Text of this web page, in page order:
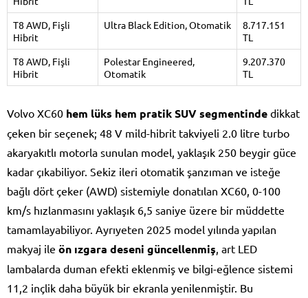
T8 AWD, Fişli
Hibrit
Ultra Black Edition, Otomatik
8.717.151
TL
T8 AWD, Fişli
Hibrit
Polestar Engineered,
Otomatik
9.207.370
TL
Volvo XC60 hem lüks hem pratik SUV segmentinde dikkat
çeken bir seçenek; 48 V mild-hibrit takviyeli 2.0 litre turbo
akaryakıtlı motorla sunulan model, yaklaşık 250 beygir güce
kadar çıkabiliyor. Sekiz ileri otomatik şanzıman ve isteğe
bağlı dört çeker (AWD) sistemiyle donatılan XC60, 0-100
km/s hızlanmasını yaklaşık 6,5 saniye üzere bir müddette
tamamlayabiliyor. Ayrıyeten 2025 model yılında yapılan
makyaj ile ön ızgara deseni güncellenmiş , art LED
lambalarda duman efekti eklenmiş ve bilgi-eğlence sistemi
11,2 inçlik daha büyük bir ekranla yenilenmiştir. Bu